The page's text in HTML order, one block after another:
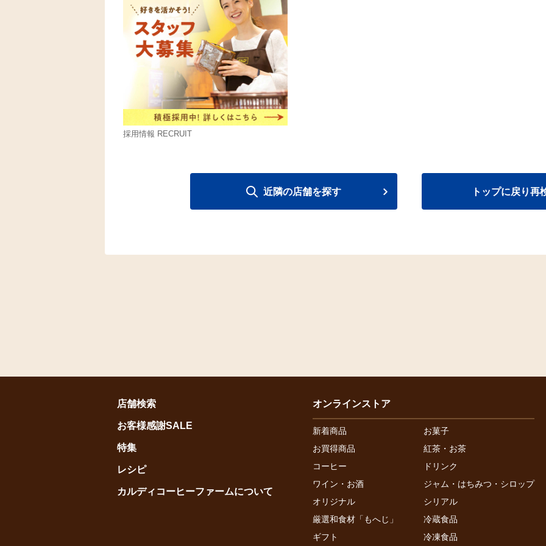
採用情報 RECRUIT
トップに戻り再
近隣の店舗を探す
店舗検索
お客様感謝SALE
特集
レシピ
カルディコーヒーファームについて
オンラインストア
新着商品
お菓子
お買得商品
紅茶・お茶
コーヒー
ドリンク
ワイン・お酒
ジャム・はちみつ・シロップ
オリジナル
シリアル
厳選和食材「もへじ」
冷蔵食品
ギフト
冷凍食品